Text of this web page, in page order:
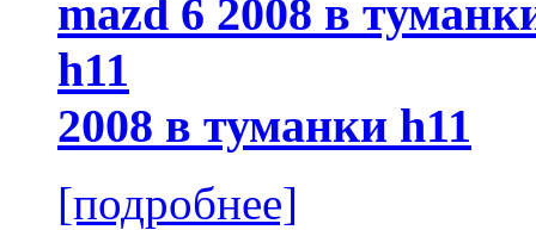
2008 в туманки h11
[подробнее]